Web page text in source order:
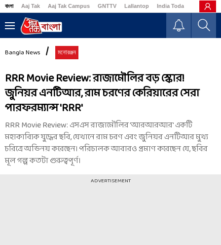
বাংলা Aaj Tak Aaj Tak Campus GNTTV Lallantop India Today Business
Bangla News মনোরঞ্জন
RRR Movie Review: রাজামৌলির বড় স্কোর!
জুনিয়র এনটিআর, রাম চরণের কেরিয়ারের সেরা
পারফরম্যান্স 'RRR'
RRR Movie Review: এসএস রাজামৌলির 'আরআরআর' একটি
মহাকাব্যিক যুদ্ধের ছবি, যেখানে রাম চরণ এবং জুনিয়র এনটিআর মুখ্য
চরিত্রে অভিনয় করেছেন। পরিচালক আবারও প্রমাণ করেছেন যে, ছবির
মূল গল্প কতটা গুরুত্বপূর্ণ।
ADVERTISEMENT